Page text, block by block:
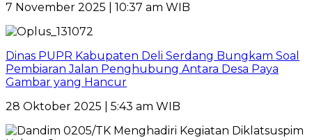
7 November 2025 | 10:37 am WIB
Dinas PUPR Kabupaten Deli Serdang Bungkam Soal
Pembiaran Jalan Penghubung Antara Desa Paya
Gambar yang Hancur
28 Oktober 2025 | 5:43 am WIB